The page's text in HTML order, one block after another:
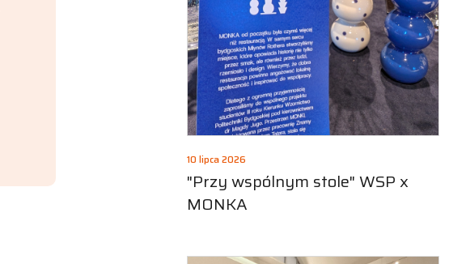
10 lipca 2026
"Przy wspólnym stole" WSP x
MONKA